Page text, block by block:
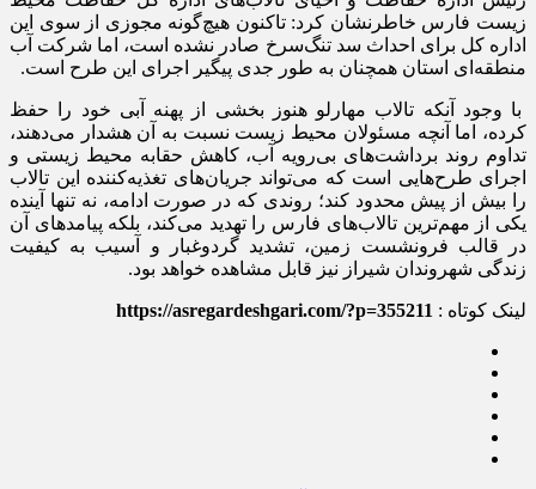
زیست فارس خاطرنشان کرد: تاکنون هیچ‌گونه مجوزی از سوی این
اداره کل برای احداث سد تنگ‌سرخ صادر نشده است، اما شرکت آب
منطقه‌ای استان همچنان به طور جدی پیگیر اجرای این طرح است.
با وجود آنکه تالاب مهارلو هنوز بخشی از پهنه آبی خود را حفظ
کرده، اما آنچه مسئولان محیط زیست نسبت به آن هشدار می‌دهند،
تداوم روند برداشت‌های بی‌رویه آب، کاهش حقابه محیط زیستی و
اجرای طرح‌هایی است که می‌تواند جریان‌های تغذیه‌کننده این تالاب
را بیش از پیش محدود کند؛ روندی که در صورت ادامه، نه تنها آینده
یکی از مهم‌ترین تالاب‌های فارس را تهدید می‌کند، بلکه پیامد‌های آن
در قالب فرونشست زمین، تشدید گردوغبار و آسیب به کیفیت
زندگی شهروندان شیراز نیز قابل مشاهده خواهد بود.
لینک کوتاه : https://asregardeshgari.com/?p=355211